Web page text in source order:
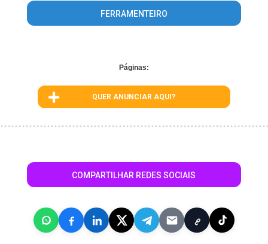
FERRAMENTEIRO
Páginas:
QUER ANUNCIAR AQUI?
COMPARTILHAR REDES SOCIAIS